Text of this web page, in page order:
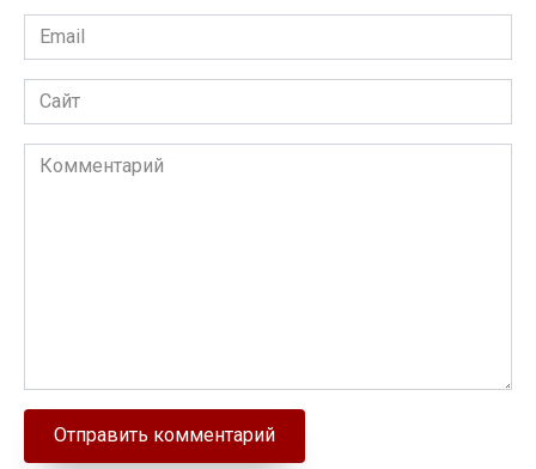
Email
Сайт
Комментарий